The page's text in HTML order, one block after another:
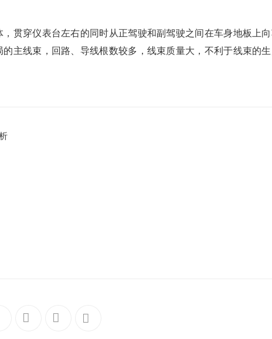
贯穿仪表台左右的同时从正驾驶和副驾驶之间在车身地板上
主线束，回路、导线根数较多，线束质量大，不利于线束的